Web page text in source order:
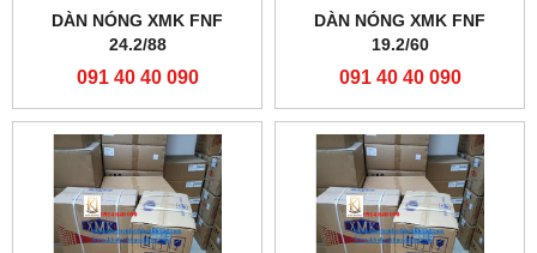
DÀN NÓNG XMK FNF
24.2/88
091 40 40 090
DÀN NÓNG XMK FNF
19.2/60
091 40 40 090